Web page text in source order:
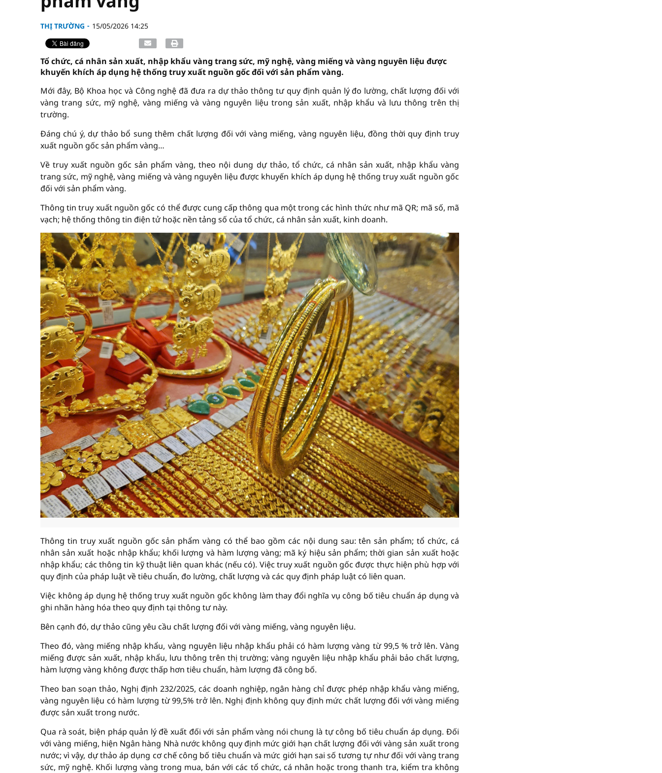
THỊ TRƯỜNG 15/05/2026 14:25
Tổ chức, cá nhân sản xuất, nhập khẩu vàng trang sức, mỹ nghệ, vàng miếng và vàng nguyên liệu được
khuyến khích áp dụng hệ thống truy xuất nguồn gốc đối với sản phẩm vàng.
Mới đây, Bộ Khoa học và Công nghệ đã đưa ra dự thảo thông tư quy định quản lý đo lường, chất lượng đối với
vàng trang sức, mỹ nghệ, vàng miếng và vàng nguyên liệu trong sản xuất, nhập khẩu và lưu thông trên thị
trường.
Đáng chú ý, dự thảo bổ sung thêm chất lượng đối với vàng miếng, vàng nguyên liệu, đồng thời quy định truy
xuất nguồn gốc sản phẩm vàng…
Về truy xuất nguồn gốc sản phẩm vàng, theo nội dung dự thảo, tổ chức, cá nhân sản xuất, nhập khẩu vàng
trang sức, mỹ nghệ, vàng miếng và vàng nguyên liệu được khuyến khích áp dụng hệ thống truy xuất nguồn gốc
đối với sản phẩm vàng.
Thông tin truy xuất nguồn gốc có thể được cung cấp thông qua một trong các hình thức như mã QR; mã số, mã
vạch; hệ thống thông tin điện tử hoặc nền tảng số của tổ chức, cá nhân sản xuất, kinh doanh.
Thông tin truy xuất nguồn gốc sản phẩm vàng có thể bao gồm các nội dung sau: tên sản phẩm; tổ chức, cá
nhân sản xuất hoặc nhập khẩu; khối lượng và hàm lượng vàng; mã ký hiệu sản phẩm; thời gian sản xuất hoặc
nhập khẩu; các thông tin kỹ thuật liên quan khác (nếu có). Việc truy xuất nguồn gốc được thực hiện phù hợp với
quy định của pháp luật về tiêu chuẩn, đo lường, chất lượng và các quy định pháp luật có liên quan.
Việc không áp dụng hệ thống truy xuất nguồn gốc không làm thay đổi nghĩa vụ công bố tiêu chuẩn áp dụng và
ghi nhãn hàng hóa theo quy định tại thông tư này.
Bên cạnh đó, dự thảo cũng yêu cầu chất lượng đối với vàng miếng, vàng nguyên liệu.
Theo đó, vàng miếng nhập khẩu, vàng nguyên liệu nhập khẩu phải có hàm lượng vàng từ 99,5 % trở lên. Vàng
miếng được sản xuất, nhập khẩu, lưu thông trên thị trường; vàng nguyên liệu nhập khẩu phải bảo chất lượng,
hàm lượng vàng không được thấp hơn tiêu chuẩn, hàm lượng đã công bố.
Theo ban soạn thảo, Nghị định 232/2025, các doanh nghiệp, ngân hàng chỉ được phép nhập khẩu vàng miếng,
vàng nguyên liệu có hàm lượng từ 99,5% trở lên. Nghị định không quy định mức chất lượng đối với vàng miếng
được sản xuất trong nước.
Qua rà soát, biện pháp quản lý đề xuất đối với sản phẩm vàng nói chung là tự công bố tiêu chuẩn áp dụng. Đối
với vàng miếng, hiện Ngân hàng Nhà nước không quy định mức giới hạn chất lượng đối với vàng sản xuất trong
nước; vì vậy, dự thảo áp dụng cơ chế công bố tiêu chuẩn và mức giới hạn sai số tương tự như đối với vàng trang
sức, mỹ nghệ. Khối lượng vàng trong mua, bán với các tổ chức, cá nhân hoặc trong thanh tra, kiểm tra không